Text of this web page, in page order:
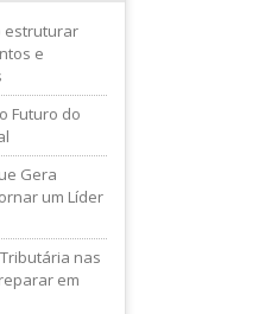
estruturar
e
Futuro do
Gera
um Líder
nas
em